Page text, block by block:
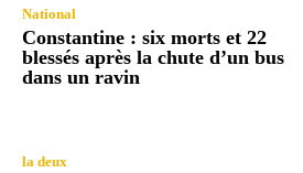
National
Constantine : six morts et 22
blessés après la chute d’un bus
dans un ravin
la deux